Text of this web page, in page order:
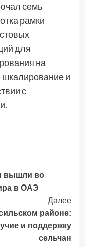
семь
рамки
для
на
и
с
вышли во
в ОАЭ
Далее
районе:
и поддержку
сельчан